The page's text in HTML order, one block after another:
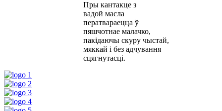
Пры кантакце з
вадой масла
ператвараецца ў
пяшчотнае малачко,
пакідаючы скуру чыстай,
мяккай і без адчування
сцягнутасці.